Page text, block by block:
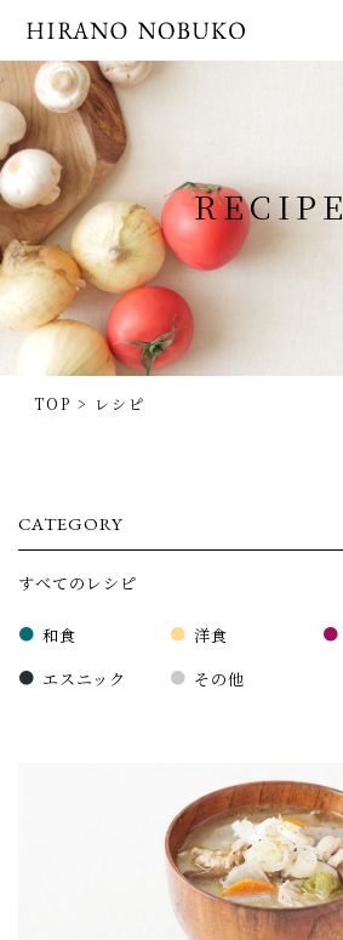
RECIPE
TOP > レシピ
CATEGORY
すべてのレシピ
和食 洋食
エスニック
その他